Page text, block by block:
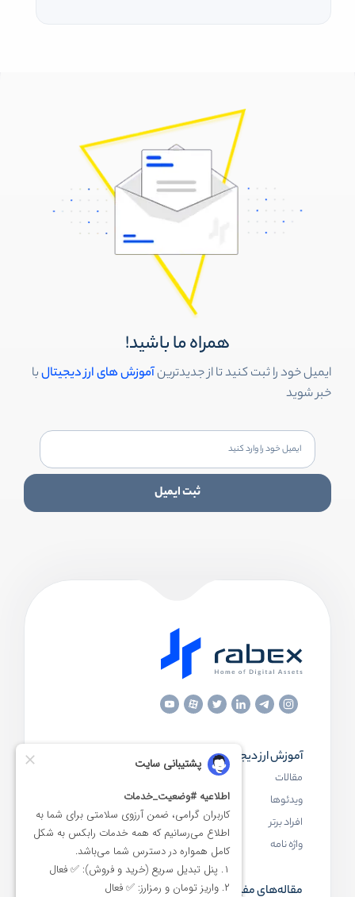
همراه ما باشید!
ایمیل خود را ثبت کنید تا از جدیدترینآموزش های ارز دیجیتالبا
خبر شوید
ثبت ایمیل
آموزش ارز دیجیتال
مقالات
ویدئوها
افراد برتر
واژه نامه
مقاله‌های مفید
بلاک چین چیست
کیف پول ارز دیجیتال چیست
NFT چیست
مقاله‌های مفید رابکس